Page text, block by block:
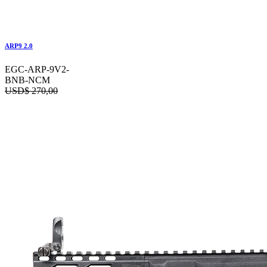
ARP9 2.0
EGC-ARP-9V2-
BNB-NCM
USD$270,00